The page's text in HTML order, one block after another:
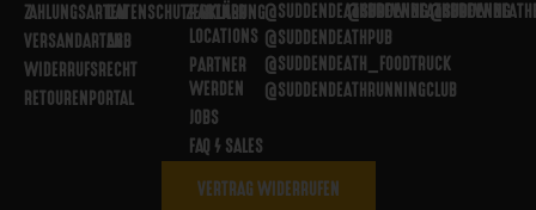
ZAHLUNGSARTEN
VERSANDARTEN
WIDERRUFSRECHT
RETOURENPORTAL
DATENSCHUTZERKLÄRUNG
AGB
PARTNER
LOCATIONS
PARTNER
WERDEN
JOBS
FAQ / SALES
@SUDDENDEATHBREWING
@SUDDENDEATHPUB
@SUDDENDEATH_FOODTRUCK
@SUDDENDEATHRUNNINGCLUB
@SUDDENDEATHBREWING
VERTRAG WIDERRUFEN